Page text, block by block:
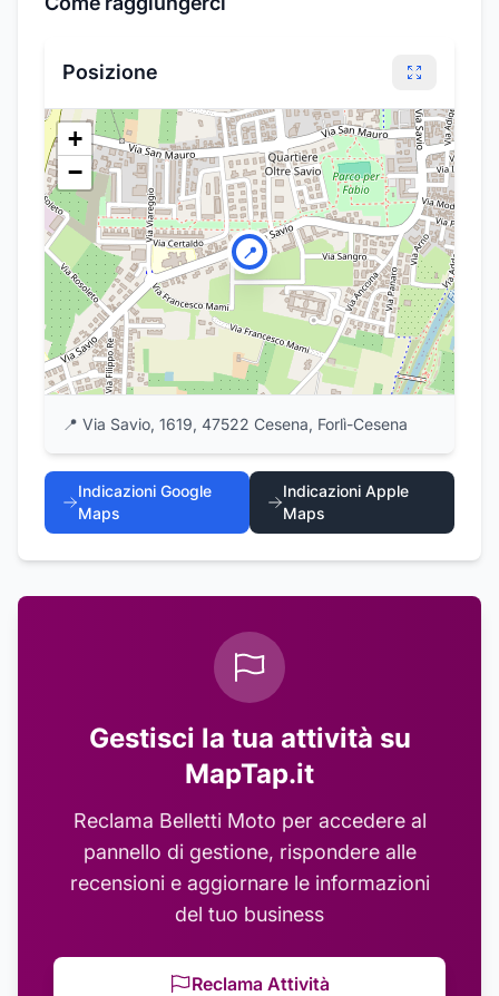
Posizione
📍
+
−
📍 Via Savio, 1619, 47522 Cesena, Forlì-Cesena
Indicazioni Google
Maps
Indicazioni Apple
Maps
Gestisci la tua attività su
MapTap.it
Reclama Belletti Moto per accedere al
pannello di gestione, rispondere alle
recensioni e aggiornare le informazioni
del tuo business
Reclama Attività